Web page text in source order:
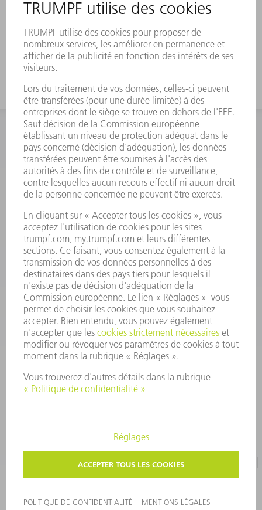
INFORMATION
Foire aux questions
Termes et conditions
CONTACT
Outillages
01 48 17 37 73
Lun - Jeu 08:00h - 16:30h
Ven 08:00h - 12:30h
outillages@fr.TRUMPF.com
CONTACT
Pièces Détachées
01 48 17 37 57
Lun – Ven 8:30h - 17:30h
pieces.detachees@trumpf.com
MENTIONS LÉGALES
PROTECTION DES DONNÉES PERSONNELLES
COPYRIGHT ET DROIT DES MARQUES
CONDITIONS D'UTILISATION
© 2026 TRUMPF